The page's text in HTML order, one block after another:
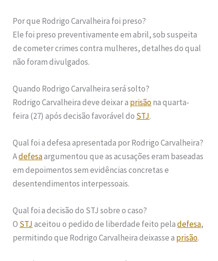
Por que Rodrigo Carvalheira foi preso?
Ele foi preso preventivamente em abril, sob suspeita
de cometer crimes contra mulheres, detalhes do qual
não foram divulgados.
Quando Rodrigo Carvalheira será solto?
Rodrigo Carvalheira deve deixar a prisãona quarta-
feira (27) após decisão favorável do STJ.
Qual foi a defesa apresentada por Rodrigo Carvalheira?
Adefesaargumentou que as acusações eram baseadas
em depoimentos sem evidências concretas e
desentendimentos interpessoais.
Qual foi a decisão do STJ sobre o caso?
O STJaceitou o pedido de liberdade feito peladefesa,
permitindo que Rodrigo Carvalheira deixasse a prisão.